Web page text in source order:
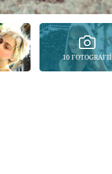
10 FOTOGRAFIÍ